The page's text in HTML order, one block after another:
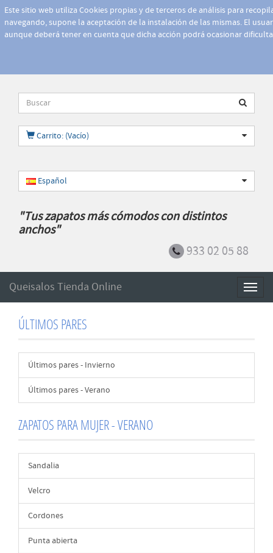
Este sitio web utiliza Cookies propias y de terceros de análisis para
navegando, supone la aceptación de la instalación de las mismas. El
aunque deberá tener en cuenta que dicha acción podrá ocasionar
Carrito: (Vacío)
Español
"Tus zapatos más cómodos con distintos
anchos"
933 02 05 88
Queisalos Tienda Online
ÚLTIMOS PARES
Últimos pares - Invierno
Últimos pares - Verano
ZAPATOS PARA MUJER - VERANO
Sandalia
Velcro
Cordones
Punta abierta